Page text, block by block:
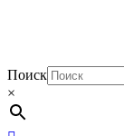
Поиск
×